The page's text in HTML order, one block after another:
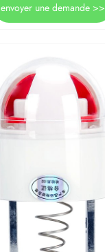
envoyer une demande >>